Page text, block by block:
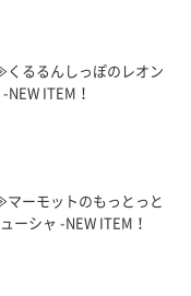
るるんしっぽのレオン
NEW ITEM！
ーモットのもっとっと
ーシャ -NEW ITEM！